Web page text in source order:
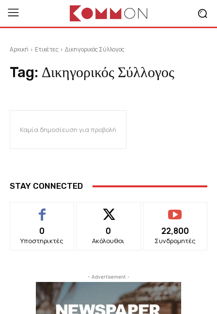
Αρχική Ετικέτες Δικηγορικός Σύλλογος
Tag: Δικηγορικός Σύλλογος
Καμία δημοσίευση για προβολή
STAY CONNECTED
0
Υποστηρικτές
0
Ακόλουθοι
22,800
Συνδρομητές
- Advertisement -